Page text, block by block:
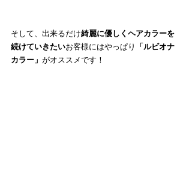
そして、出来るだけ綺麗に優しくヘアカラーを
続けていきたいお客様にはやっぱり
「ルビオナ
カラー」 がオススメです！